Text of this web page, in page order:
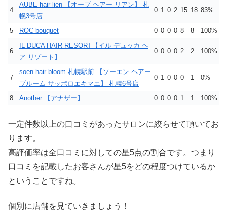
4
AUBE hair lien 【オーブ ヘアー リアン】 札
幌3号店
0 1 0 2 15 18 83%
5 ROC bouquet 0 0 0 0 8 8 100%
6
IL DUCA HAIR RESORT【イル デュッカ ヘ
ア リゾート】
0 0 0 0 2 2 100%
7
soen hair bloom 札幌駅前 【ソーエン ヘアー
ブルーム サッポロエキマエ】 札幌6号店
0 1 0 0 0 1 0%
8 Another 【アナザー】 0 0 0 0 1 1 100%
一定件数以上の口コミがあったサロンに絞らせて頂いてお
ります。
高評価率は全口コミに対しての星5点の割合です。つまり
口コミを記載したお客さんが星5をどの程度つけているか
ということですね。
個別に店舗を見ていきましょう！